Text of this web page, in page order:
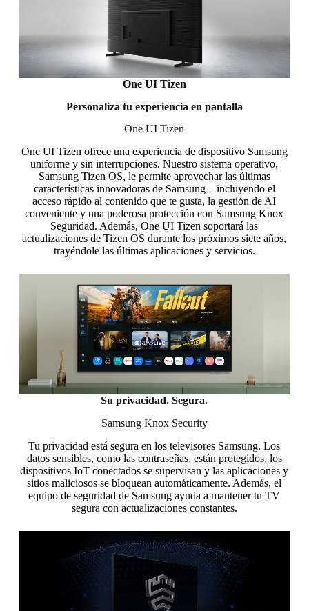
One UI Tizen
Personaliza tu experiencia en pantalla
One UI Tizen
One UI Tizen ofrece una experiencia de dispositivo Samsung
uniforme y sin interrupciones. Nuestro sistema operativo,
Samsung Tizen OS, le permite aprovechar las últimas
características innovadoras de Samsung – incluyendo el
acceso rápido al contenido que te gusta, la gestión de AI
conveniente y una poderosa protección con Samsung Knox
Seguridad. Además, One UI Tizen soportará las
actualizaciones de Tizen OS durante los próximos siete años,
trayéndole las últimas aplicaciones y servicios.
Su privacidad. Segura.
Samsung Knox Security
Tu privacidad está segura en los televisores Samsung. Los
datos sensibles, como las contraseñas, están protegidos, los
dispositivos IoT conectados se supervisan y las aplicaciones y
sitios maliciosos se bloquean automáticamente. Además, el
equipo de seguridad de Samsung ayuda a mantener tu TV
segura con actualizaciones constantes.